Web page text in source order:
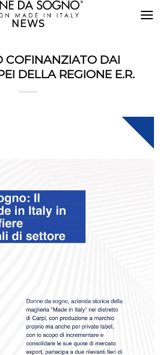
NEWS
COFINANZIATO DAI
DELLA REGIONE E.R.